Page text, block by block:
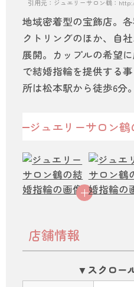
引用元：ジュエリーサロン鶴：
地域密着型の宝飾店。
クトリングのほか、自
展開。カップルの希望
で結婚指輪を提供する
所は松本駅から徒歩6分。
ジュエリーサロン
店舗情報